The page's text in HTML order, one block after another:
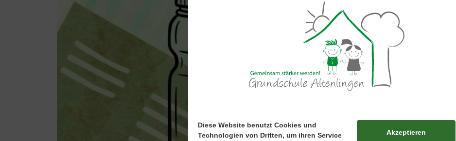
Diese Website benutzt Cookies und
Technologien von Dritten, um ihren Service
Akzeptieren